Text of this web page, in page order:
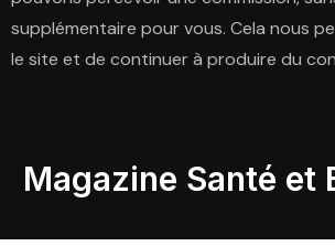
supplémentaire pour vous. Cela nous
le site et de continuer à produire du
Magazine Santé et